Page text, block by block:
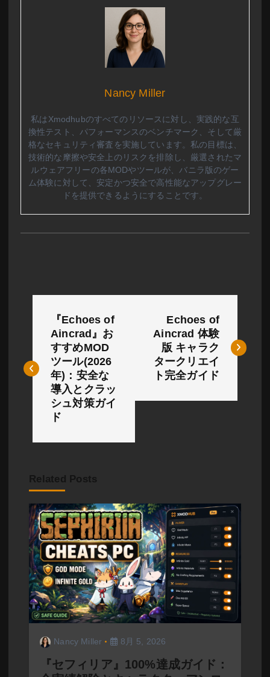
Nancy Miller
私はXmodhubのすべてのリソースに対し、実践的な互
換性テスト、パフォーマンスのベンチマーク、そして厳
格なセキュリティ審査を実施しています。私の目標は、
技術的な摩擦や安全上のリスクを排除し、厳選されたマ
ルウェアフリーの各MODやツールが、バニラ版のゲー
ム体験に対して、安定かつ安全で高性能なアップグレー
ドを提供できるようにすることです。
ナ
ビ
ョ
ン
『Echoes of
Aincrad』お
すすめMOD
ツール(2026
年)：安全な
導入とクラッ
シュ対策ガイ
ド
Echoes of
Aincrad 体験
版 キャラク
タークリエイ
ト完全ガイド
Related Posts
Nancy Miller 8月 5, 2026
『セフィリア』100%達成ガイド：